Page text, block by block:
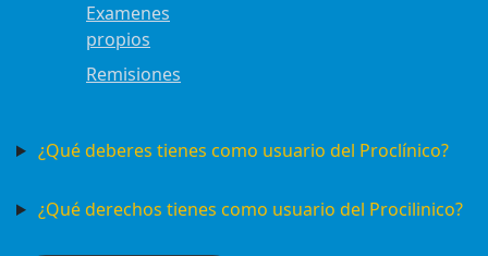
Examenes
propios
Remisiones
¿Qué deberes tienes como usuario del Proclínico?
¿Qué derechos tienes como usuario del Procilinico?